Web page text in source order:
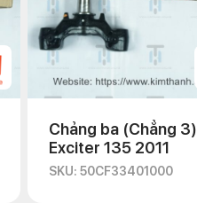
Chảng ba (Chẳng 3)
Exciter 135 2011
SKU: 50CF33401000